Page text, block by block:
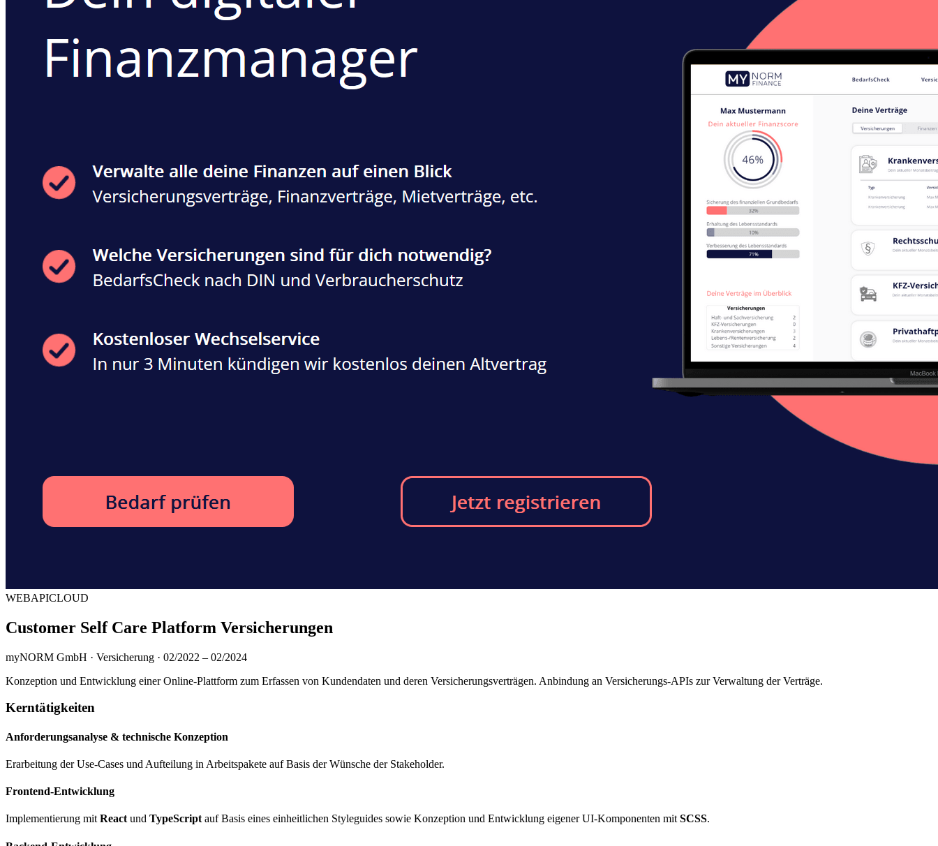
WEBAPICLOUD
Customer Self Care Platform Versicherungen
myNORM GmbH · Versicherung · 02/2022 – 02/2024
Konzeption und Entwicklung einer Online-Plattform zum Erfassen von Kundendaten und deren Versicherungsverträgen. Anbindung an Versicherungs-APIs zur Verwaltung der Verträge.
Kerntätigkeiten
Anforderungsanalyse & technische Konzeption
Erarbeitung der Use-Cases und Aufteilung in Arbeitspakete auf Basis der Wünsche der Stakeholder.
Frontend-Entwicklung
Implementierung mitReactund TypeScriptauf Basis eines einheitlichen Styleguides sowie Konzeption und Entwicklung eigener UI-Komponenten mitSCSS.